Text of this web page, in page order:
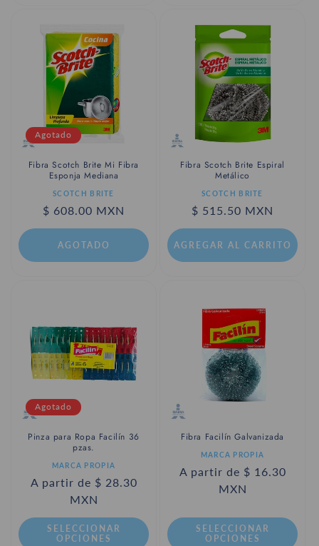
Agotado
Fibra Scotch Brite Mi Fibra
Esponja Mediana
Proveedor:SCOTCH BRITE
Precio
habitual
$ 608.00 MXN
AGOTADO
Fibra Scotch Brite Espiral
Metálico
Proveedor:SCOTCH BRITE
Precio
habitual
$ 515.50 MXN
AGREGAR AL CARRITO
Agotado
Pinza para Ropa Facilín 36
pzas.
Proveedor:MARCA PROPIA
Precio
habitual
A partir de $ 28.30
MXN
SELECCIONAR
OPCIONES
Fibra Facilín Galvanizada
Proveedor:MARCA PROPIA
Precio
habitual
A partir de $ 16.30
MXN
SELECCIONAR
OPCIONES